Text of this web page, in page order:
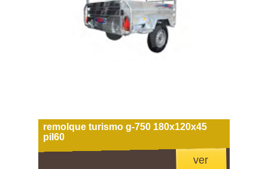
remolque turismo g-750 180x120x45
pil60
ver